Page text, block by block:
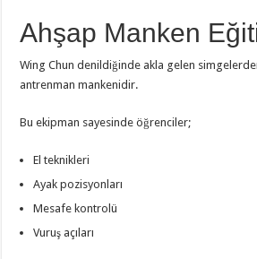
Ahşap Manken
Wing Chun denildiğinde akla gelen
antrenman mankenidir.
Bu ekipman sayesinde öğrenciler;
El teknikleri
Ayak pozisyonları
Mesafe kontrolü
Vuruş açıları